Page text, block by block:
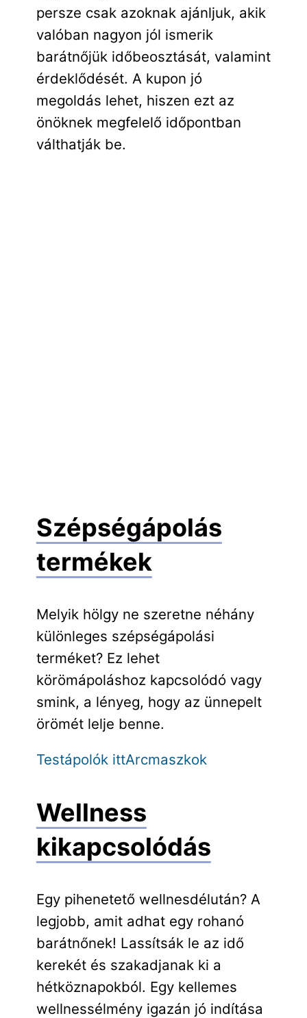
persze csak azoknak ajánljuk, akik
valóban nagyon jól ismerik
barátnőjük időbeosztását, valamint
érdeklődését. A kupon jó
megoldás lehet, hiszen ezt az
önöknek megfelelő időpontban
válthatják be.
Szépségápolás
termékek
Melyik hölgy ne szeretne néhány
különleges szépségápolási
terméket? Ez lehet
körömápoláshoz kapcsolódó vagy
smink, a lényeg, hogy az ünnepelt
örömét lelje benne.
Testápolók ittArcmaszkok
Wellness
kikapcsolódás
Egy pihenetető wellnesdélután? A
legjobb, amit adhat egy rohanó
barátnőnek! Lassítsák le az idő
kerekét és szakadjanak ki a
hétköznapokból. Egy kellemes
wellnessélmény igazán jó indítása